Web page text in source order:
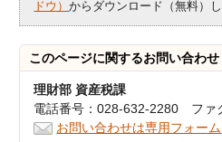
ドウ）からダウンロード（無料）し
このページに関するお問い合わせ
理財部 資産税課
電話番号：028-632-2280 ファ
お問い合わせは専用フォー